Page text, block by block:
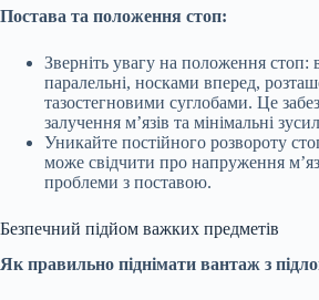
Постава та положення стоп:
Зверніть увагу на положення стоп:
паралельні, носками вперед,
тазостегновими суглобами. Це
залучення м’язів та мінімальні
Уникайте постійного розвороту
може свідчити про напруження
проблеми з поставою.
Безпечний підйом важких предметів
Як правильно піднімати вантаж з